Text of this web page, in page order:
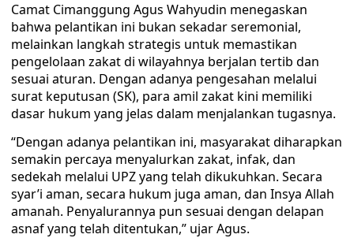
Camat Cimanggung Agus Wahyudin menegaskan
bahwa pelantikan ini bukan sekadar seremonial,
melainkan langkah strategis untuk memastikan
pengelolaan zakat di wilayahnya berjalan tertib dan
sesuai aturan. Dengan adanya pengesahan melalui
surat keputusan (SK), para amil zakat kini memiliki
dasar hukum yang jelas dalam menjalankan tugasnya.
“Dengan adanya pelantikan ini, masyarakat diharapkan
semakin percaya menyalurkan zakat, infak, dan
sedekah melalui UPZ yang telah dikukuhkan. Secara
syar’i aman, secara hukum juga aman, dan Insya Allah
amanah. Penyalurannya pun sesuai dengan delapan
asnaf yang telah ditentukan,” ujar Agus.